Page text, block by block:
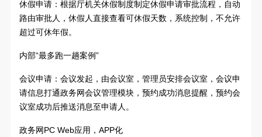
休假申请：根据厅机关休假制度制定休假申请审批流程，自动
路由审批人，休假人直接查看可休假天数，系统控制，不允许
超过可休年假。
内部“最多跑一趟案例”
会议申请：会议发起，由会议室，管理员安排会议室，会议申
请信息打通政务网会议管理模块，预约成功消息提醒，预约会
议室成功后推送消息至申请人。
政务网PC Web应用，APP化